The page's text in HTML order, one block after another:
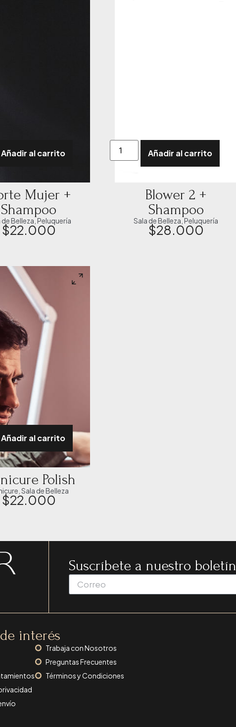
Añadir al carrito
Mujer +
Shampoo
de Belleza Peluquería
$22.000
Añadir al carrito
Blower 2 +
Shampoo
Sala de Belleza ,Peluquería
$28.000
Añadir al carrito
Polish
Sala de Belleza
$22.000
Suscríbete a nuestro boletín
interés
Trabaja con Nosotros
Preguntas Frecuentes
Términos y Condiciones